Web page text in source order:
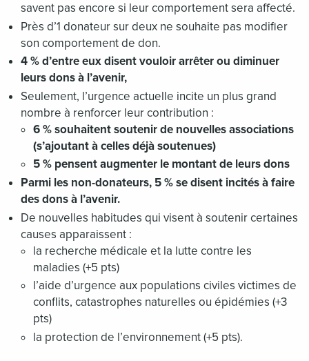
savent pas encore si leur comportement sera affecté.
Près d’1 donateur sur deux ne souhaite pas modifier
son comportement de don.
4 % d’entre eux disent vouloir arrêter ou diminuer
leurs dons à l’avenir,
Seulement, l’urgence actuelle incite un plus grand
nombre à renforcer leur contribution :
6 % souhaitent soutenir de nouvelles associations
(s’ajoutant à celles déjà soutenues)
5 % pensent augmenter le montant de leurs dons
Parmi les non-donateurs, 5 % se disent incités à faire
des dons à l’avenir.
De nouvelles habitudes qui visent à soutenir certaines
causes apparaissent :
la recherche médicale et la lutte contre les
maladies (+5 pts)
l’aide d’urgence aux populations civiles victimes de
conflits, catastrophes naturelles ou épidémies (+3
pts)
la protection de l’environnement (+5 pts).